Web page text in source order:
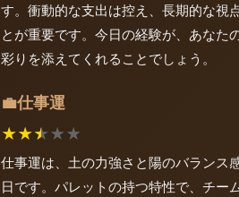
す。衝動的な支出は控え、長期的な視
とが重要です。今日の経験が、あなた
彩りを添えてくれることでしょう。
💼仕事運
★★★★★
仕事運は、土の力強さと陽のバランス
日です。パレットの持つ特性で、チー